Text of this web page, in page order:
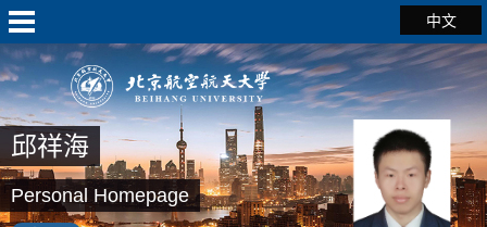
中文
邱祥海
Personal Homepage